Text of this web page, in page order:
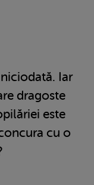
Iar
dragoste
este
cu o